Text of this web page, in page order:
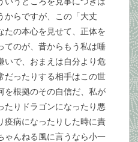
からですが、この「大丈
たの本心を見せて、正体を
てのが、昔からもう私は唾
いで、おまえは自分より危
だったりする相手はこの世
を根拠のその自信だ、私が
たりドラゴンになったり悪
疫病になったりした時に責
ゃんねる風に言うなら小一